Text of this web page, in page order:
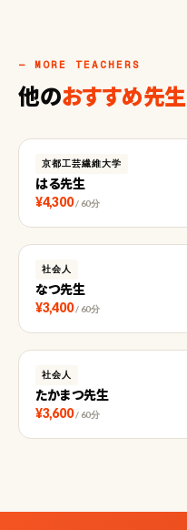
— MORE TEACHERS
他のおすすめ先生
京都工芸繊維大学
はる先生
¥4,300 / 60分
社会人
なつ先生
¥3,400 / 60分
社会人
たかまつ先生
¥3,600 / 60分